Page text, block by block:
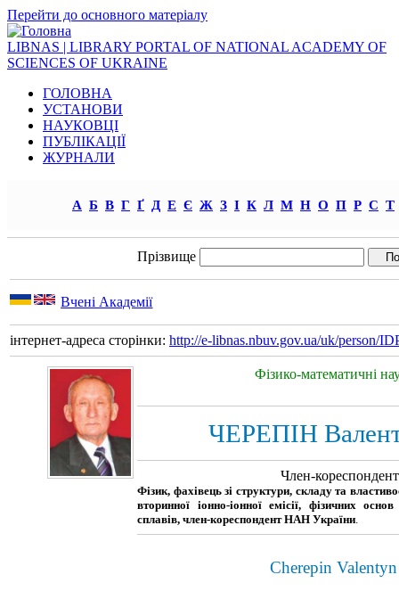
Перейти до основного матеріалу
LIBNAS | LIBRARY PORTAL OF NATIONAL ACADEMY OF
SCIENCES OF UKRAINE
ГОЛОВНА
УСТАНОВИ
НАУКОВЦІ
ПУБЛІКАЦІЇ
ЖУРНАЛИ
А Б В Г Ґ Д Е Є Ж З І К Л М Н О П Р С Т
Прізвище
Вчені Академії
інтернет-адреса сторінки: http://e-libnas.nbuv.gov.ua/uk/person/
Фізико-математичні
ЧЕРЕПІН
Член-
Фізик, фахівець зі структури, складу та
вторинної іонно-іонної емісії, фізичних
сплавів, член-кореспондент НАН України
Cherepin